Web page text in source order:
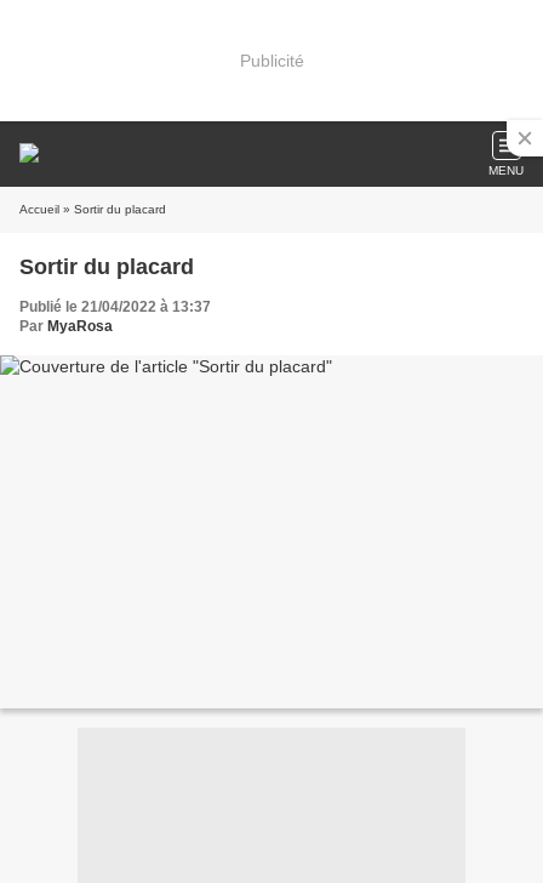
Publicité
MENU
Accueil » Sortir du placard
Sortir du placard
Publié le 21/04/2022 à 13:37
Par MyaRosa